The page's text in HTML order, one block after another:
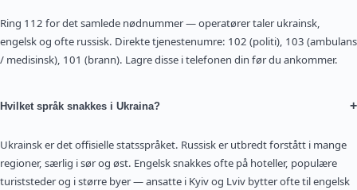
Ring 112 for det samlede nødnummer — operatører taler ukrainsk,
engelsk og ofte russisk. Direkte tjenestenumre: 102 (politi), 103 (ambulans
/ medisinsk), 101 (brann). Lagre disse i telefonen din før du ankommer.
Hvilket språk snakkes i Ukraina? +
Ukrainsk er det offisielle statsspråket. Russisk er utbredt forstått i mange
regioner, særlig i sør og øst. Engelsk snakkes ofte på hoteller, populære
turiststeder og i større byer — ansatte i Kyiv og Lviv bytter ofte til engelsk